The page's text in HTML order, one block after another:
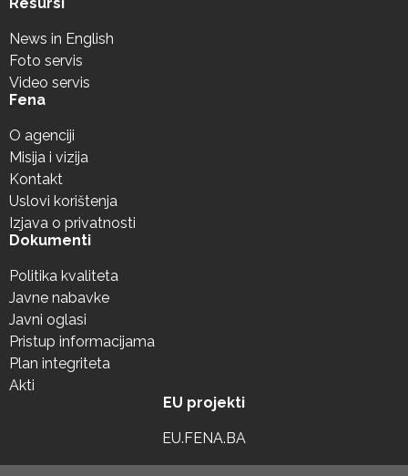
Resursi
News in English
Foto servis
Video servis
Fena
O agenciji
Misija i vizija
Kontakt
Uslovi korištenja
Izjava o privatnosti
Dokumenti
Politika kvaliteta
Javne nabavke
Javni oglasi
Pristup informacijama
Plan integriteta
Akti
EU projekti
EU.FENA.BA